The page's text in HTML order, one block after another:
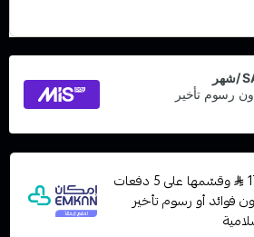
وقسّمها على 5 دفعات
فوائد أو رسوم تأخير